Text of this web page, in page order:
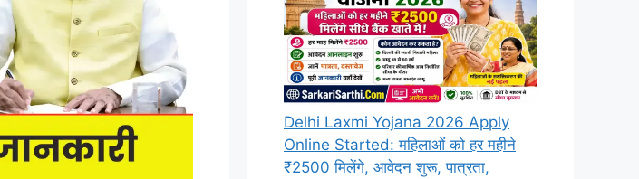
Delhi Laxmi Yojana 2026 Apply
Online Started: महिलाओं को हर महीने
₹2500 मिलेंगे, आवेदन शुरू, पात्रता,